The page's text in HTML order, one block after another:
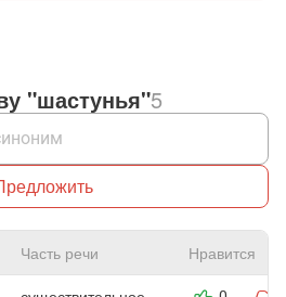
"шастунья"5
Часть речи Нравится